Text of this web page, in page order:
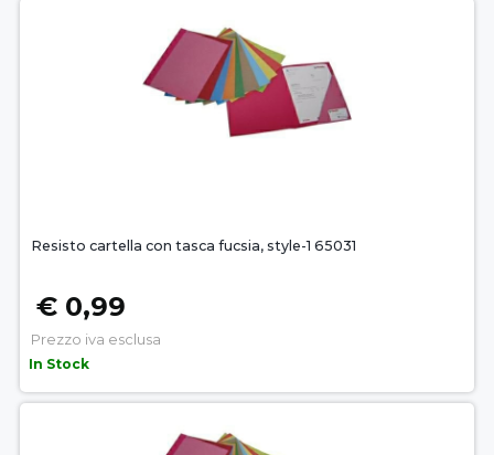
Resisto cartella con tasca fucsia, style-1 65031
€ 0,99
Prezzo iva esclusa
In Stock